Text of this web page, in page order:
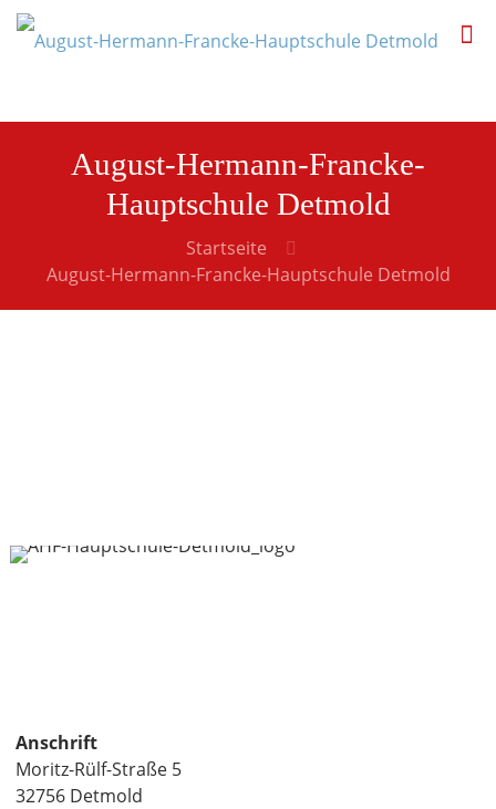
August-Hermann-Francke-
Hauptschule Detmold
Startseite
August-Hermann-Francke-Hauptschule Detmold
Anschrift
Moritz-Rülf-Straße 5
32756 Detmold